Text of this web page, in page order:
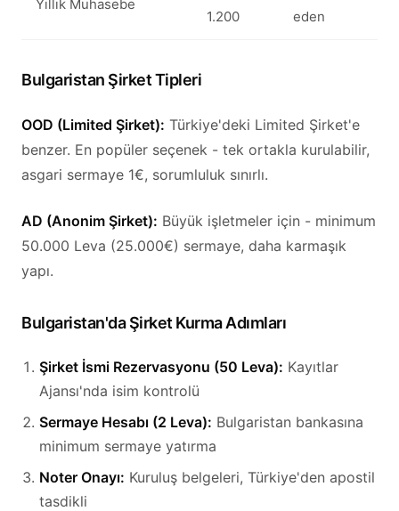
Yıllık Muhasebe
1.200
eden
Bulgaristan Şirket Tipleri
OOD (Limited Şirket): Türkiye'deki Limited Şirket'e
benzer. En popüler seçenek - tek ortakla kurulabilir,
asgari sermaye 1€, sorumluluk sınırlı.
AD (Anonim Şirket): Büyük işletmeler için - minimum
50.000 Leva (25.000€) sermaye, daha karmaşık
yapı.
Bulgaristan'da Şirket Kurma Adımları
Şirket İsmi Rezervasyonu (50 Leva): Kayıtlar
Ajansı'nda isim kontrolü
Sermaye Hesabı (2 Leva): Bulgaristan bankasına
minimum sermaye yatırma
Noter Onayı: Kuruluş belgeleri, Türkiye'den apostil
tasdikli